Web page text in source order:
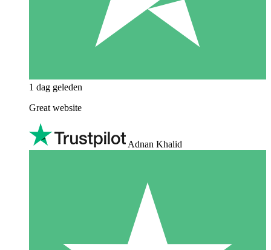
1 dag geleden
Great website
Adnan Khalid